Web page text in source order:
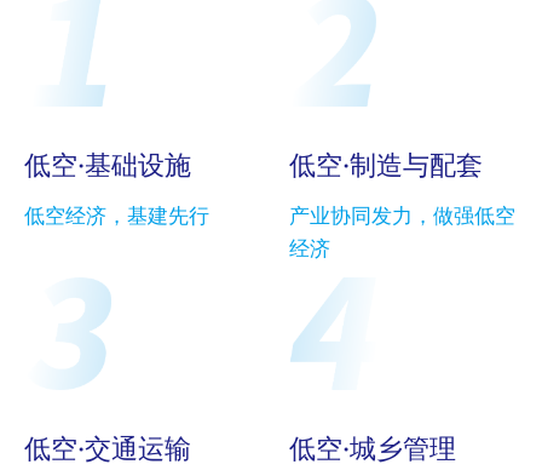
低空·基础设施
低空经济，基建先行
低空·制造与配套
产业协同发力，做强低空
经济
低空·交通运输 低空·城乡管理